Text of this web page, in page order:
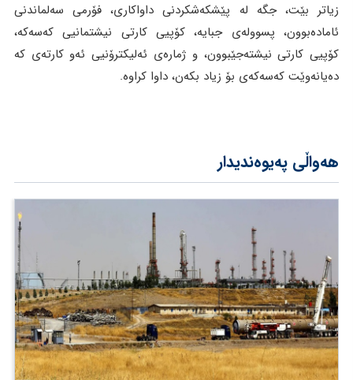
زیاتر بێت، جگە لە پێشکەشکردنی داواکاری، فۆرمی سەلماندنی
ئامادەبوون، پسوولەی جبایە، کۆپیی کارتی نیشتمانیی کەسەکە،
کۆپیی کارتی نیشتەجێبوون، و ژمارەی ئەلیکترۆنیی ئەو کارتەی کە
دەیانەوێت کەسەکەی بۆ زیاد بکەن، داوا کراوە.
هەواڵی پەیوەندیدار